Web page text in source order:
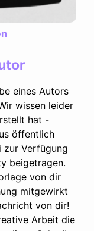
eines Autors
wissen leider
hat -
öffentlich
zur Verfügung
beigetragen.
von dir
mitgewirkt
von dir!
Arbeit die